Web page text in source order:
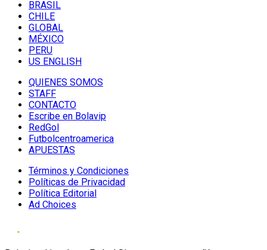
BRASIL
CHILE
GLOBAL
MÉXICO
PERU
US ENGLISH
QUIENES SOMOS
STAFF
CONTACTO
Escribe en Bolavip
RedGol
Futbolcentroamerica
APUESTAS
Términos y Condiciones
Políticas de Privacidad
Política Editorial
Ad Choices